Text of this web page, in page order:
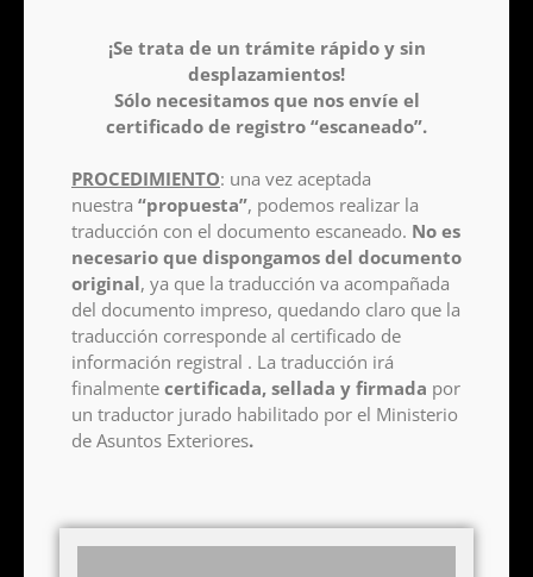
¡Se trata de un trámite rápido y sin
desplazamientos!
Sólo necesitamos que nos envíe el
certificado de registro “escaneado”.
PROCEDIMIENTO: una vez aceptada
nuestra “propuesta”, podemos realizar la
traducción con el documento escaneado. No es
necesario que dispongamos del documento
original, ya que la traducción va acompañada
del documento impreso, quedando claro que la
traducción corresponde al certificado de
información registral . La traducción irá
finalmente certificada, sellada y firmada por
un traductor jurado habilitado por el Ministerio
de Asuntos Exteriores.